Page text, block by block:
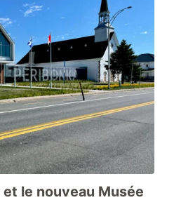
le nouveau Musée